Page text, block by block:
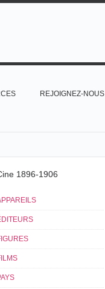
REJOIGNEZ-NOUS
1896-1906